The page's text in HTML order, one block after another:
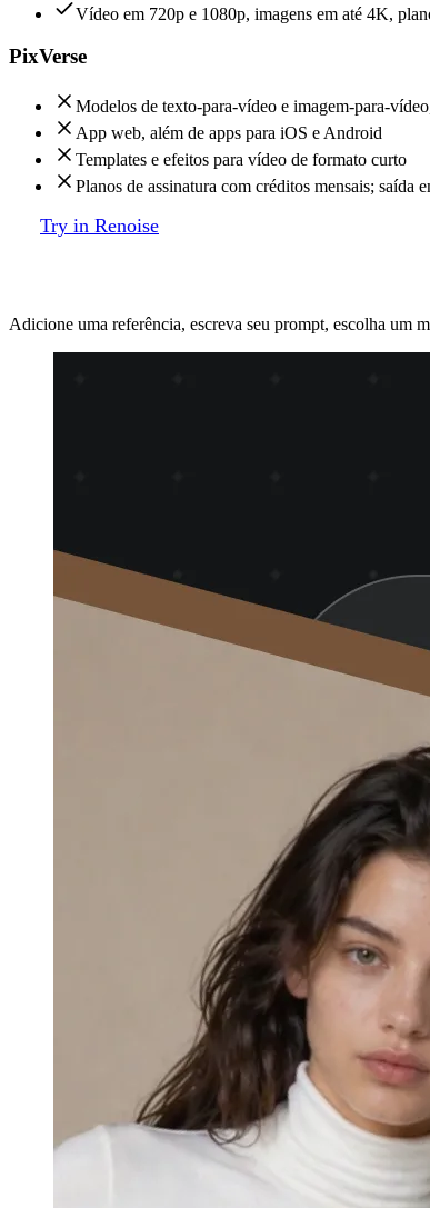
Vídeo em 720p e 1080p, imagens em até 4K,
PixVerse
Modelos de texto-para-vídeo e imagem-para-
App web, além de apps para iOS e Android
Templates e efeitos para vídeo de formato curto
Planos de assinatura com créditos mensais; saída
Try in Renoise
Adicione uma referência, escreva seu prompt, escolha um